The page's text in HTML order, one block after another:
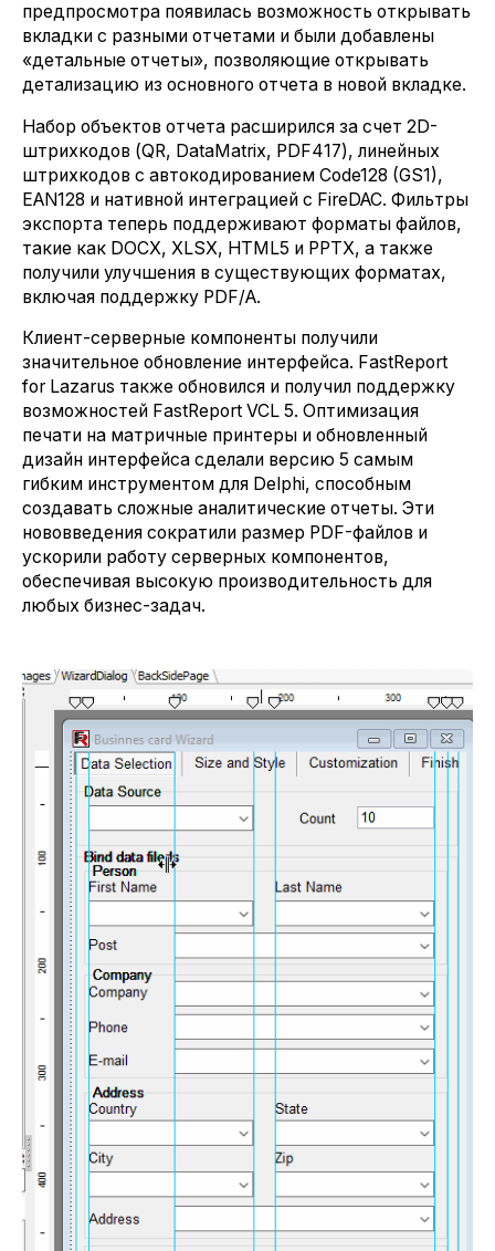
предпросмотра появилась возможность открывать
вкладки с разными отчетами и были добавлены
«детальные отчеты», позволяющие открывать
детализацию из основного отчета в новой вкладке.
Набор объектов отчета расширился за счет 2D-
штрихкодов (QR, DataMatrix, PDF417), линейных
штрихкодов с автокодированием Code128 (GS1),
EAN128 и нативной интеграцией с FireDAC. Фильтры
экспорта теперь поддерживают форматы файлов,
такие как DOCX, XLSX, HTML5 и PPTX, а также
получили улучшения в существующих форматах,
включая поддержку PDF/A.
Клиент-серверные компоненты получили
значительное обновление интерфейса. FastReport
for Lazarus также обновился и получил поддержку
возможностей FastReport VCL 5. Оптимизация
печати на матричные принтеры и обновленный
дизайн интерфейса сделали версию 5 самым
гибким инструментом для Delphi, способным
создавать сложные аналитические отчеты. Эти
нововведения сократили размер PDF-файлов и
ускорили работу серверных компонентов,
обеспечивая высокую производительность для
любых бизнес-задач.